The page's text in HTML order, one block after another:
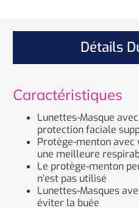
Détails
Caractéristiques
Lunettes-Masque
protection faciale
Protège-menton
une meilleure
Le protège-menton
n’est pas utilisé
Lunettes-Masques
éviter la buée